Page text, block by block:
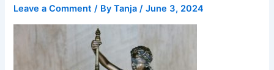
Leave a Comment / ByTanja/June 3, 2024